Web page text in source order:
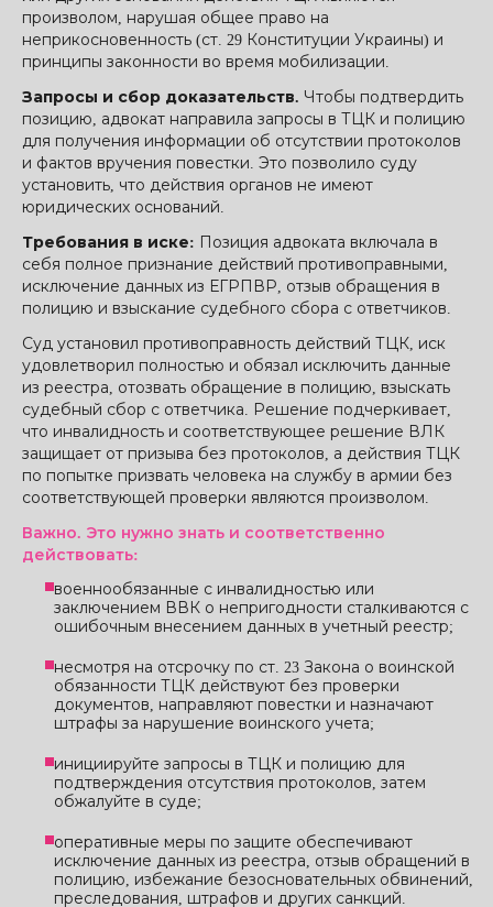
произволом, нарушая общее право на
неприкосновенность (ст. 29 Конституции Украины) и
принципы законности во время мобилизации.
Запросы и сбор доказательств. Чтобы подтвердить
позицию, адвокат направила запросы в ТЦК и полицию
для получения информации об отсутствии протоколов
и фактов вручения повестки. Это позволило суду
установить, что действия органов не имеют
юридических оснований.
Требования в иске: Позиция адвоката включала в
себя полное признание действий противоправными,
исключение данных из ЕГРПВР, отзыв обращения в
полицию и взыскание судебного сбора с ответчиков.
Суд установил противоправность действий ТЦК, иск
удовлетворил полностью и обязал исключить данные
из реестра, отозвать обращение в полицию, взыскать
судебный сбор с ответчика. Решение подчеркивает,
что инвалидность и соответствующее решение ВЛК
защищает от призыва без протоколов, а действия ТЦК
по попытке призвать человека на службу в армии без
соответствующей проверки являются произволом.
Важно. Это нужно знать и соответственно
действовать:
военнообязанные с инвалидностью или
заключением ВВК о непригодности сталкиваются с
ошибочным внесением данных в учетный реестр;
несмотря на отсрочку по ст. 23 Закона о воинской
обязанности ТЦК действуют без проверки
документов, направляют повестки и назначают
штрафы за нарушение воинского учета;
инициируйте запросы в ТЦК и полицию для
подтверждения отсутствия протоколов, затем
обжалуйте в суде;
оперативные меры по защите обеспечивают
исключение данных из реестра, отзыв обращений в
полицию, избежание безосновательных обвинений,
преследования, штрафов и других санкций.